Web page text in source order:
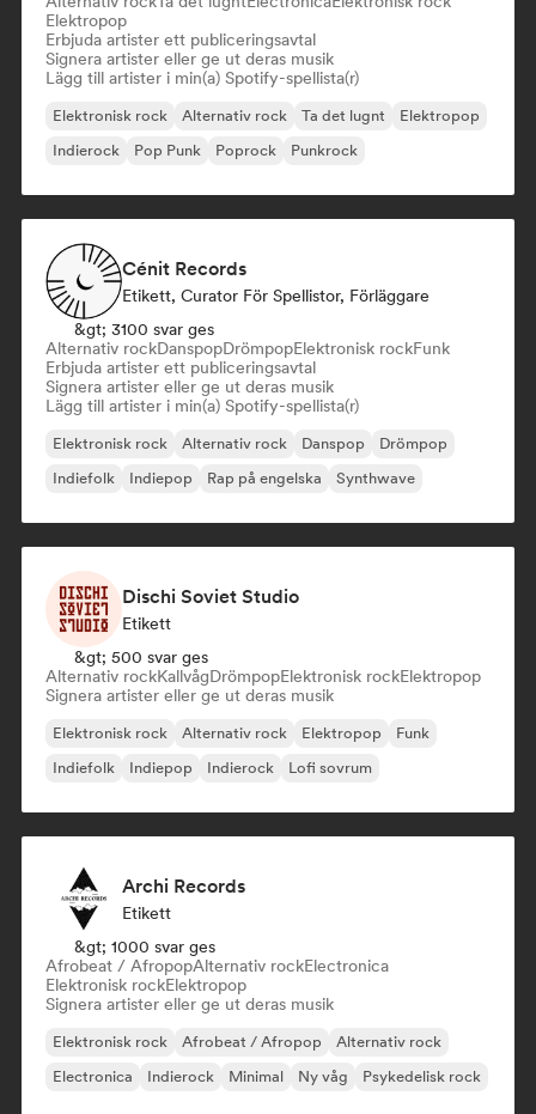
Elektropop
Erbjuda artister ett publiceringsavtal
Signera artister eller ge ut deras musik
Lägg till artister i min(a) Spotify-spellista(r)
Elektronisk rock Alternativ rock Ta det lugnt
Elektropop
Indierock
Pop Punk Poprock Punkrock
Cénit Records
Etikett, Curator För Spellistor, Förläggare
&gt; 3100 svar ges
Alternativ rockDanspopDrömpopElektronisk rockFunk
Erbjuda artister ett publiceringsavtal
Signera artister eller ge ut deras musik
Lägg till artister i min(a) Spotify-spellista(r)
Elektronisk rock Alternativ rock Danspop
Drömpop
Indiefolk
Indiepop Rap på engelska Synthwave
Dischi Soviet Studio
Etikett
&gt; 500 svar ges
Alternativ rockKallvågDrömpopElektronisk rockElektropop
Signera artister eller ge ut deras musik
Elektronisk rock Alternativ rock Elektropop
Funk
Indiefolk
Indiepop Indierock Lofi sovrum
Archi Records
Etikett
&gt; 1000 svar ges
Afrobeat / AfropopAlternativ rockElectronica
Elektronisk rockElektropop
Signera artister eller ge ut deras musik
Elektronisk rock Afrobeat / Afropop
Alternativ rock
Electronica
Indierock Minimal Ny våg Psykedelisk rock